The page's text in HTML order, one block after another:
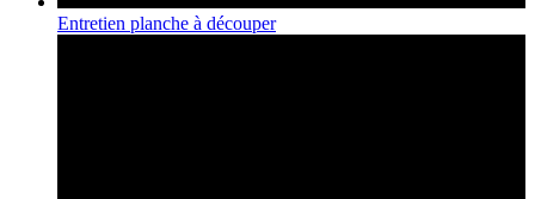
Entretien planche à découper